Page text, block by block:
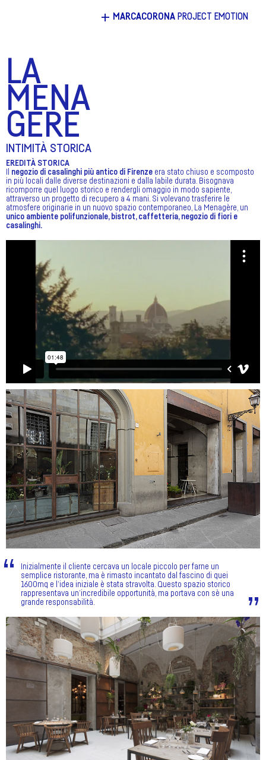
+ MARCACORONA PROJECT EMOTION
LA
MENA
GERE
INTIMITÀ STORICA
EREDITÀ STORICA
negozio di casalinghi più antico di Firenze era stato chiuso e scomposto
in più locali dalle diverse destinazioni e dalla labile durata. Bisognava
ricomporre quel luogo storico e rendergli omaggio in modo sapiente,
attraverso un progetto di recupero a 4 mani. Si volevano trasferire le
atmosfere originarie in un nuovo spazio contemporaneo, La Menagère, un
unico ambiente polifunzionale, bistrot, caffetteria, negozio di fiori e
casalinghi.
Inizialmente il cliente cercava un locale piccolo per farne un
semplice ristorante, ma è rimasto incantato dal fascino di quei
1600mq e l’idea iniziale è stata stravolta. Questo spazio storico
rappresentava un’incredibile opportunità, ma portava con sè una
grande responsabilità.